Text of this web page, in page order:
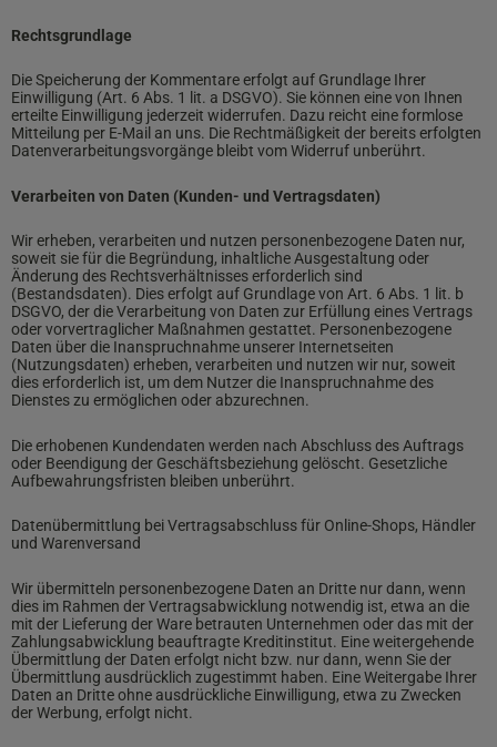
Rechtsgrundlage
Die Speicherung der Kommentare erfolgt auf Grundlage Ihrer
Einwilligung (Art. 6 Abs. 1 lit. a DSGVO). Sie können eine von Ihnen
erteilte Einwilligung jederzeit widerrufen. Dazu reicht eine formlose
Mitteilung per E-Mail an uns. Die Rechtmäßigkeit der bereits erfolgten
Datenverarbeitungsvorgänge bleibt vom Widerruf unberührt.
Verarbeiten von Daten (Kunden- und Vertragsdaten)
Wir erheben, verarbeiten und nutzen personenbezogene Daten nur,
soweit sie für die Begründung, inhaltliche Ausgestaltung oder
Änderung des Rechtsverhältnisses erforderlich sind
(Bestandsdaten). Dies erfolgt auf Grundlage von Art. 6 Abs. 1 lit. b
DSGVO, der die Verarbeitung von Daten zur Erfüllung eines Vertrags
oder vorvertraglicher Maßnahmen gestattet. Personenbezogene
Daten über die Inanspruchnahme unserer Internetseiten
(Nutzungsdaten) erheben, verarbeiten und nutzen wir nur, soweit
dies erforderlich ist, um dem Nutzer die Inanspruchnahme des
Dienstes zu ermöglichen oder abzurechnen.
Die erhobenen Kundendaten werden nach Abschluss des Auftrags
oder Beendigung der Geschäftsbeziehung gelöscht. Gesetzliche
Aufbewahrungsfristen bleiben unberührt.
Datenübermittlung bei Vertragsabschluss für Online-Shops, Händler
und Warenversand
Wir übermitteln personenbezogene Daten an Dritte nur dann, wenn
dies im Rahmen der Vertragsabwicklung notwendig ist, etwa an die
mit der Lieferung der Ware betrauten Unternehmen oder das mit der
Zahlungsabwicklung beauftragte Kreditinstitut. Eine weitergehende
Übermittlung der Daten erfolgt nicht bzw. nur dann, wenn Sie der
Übermittlung ausdrücklich zugestimmt haben. Eine Weitergabe Ihrer
Daten an Dritte ohne ausdrückliche Einwilligung, etwa zu Zwecken
der Werbung, erfolgt nicht.